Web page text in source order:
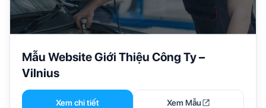
Mẫu Website Giới Thiệu Công Ty –
Vilnius
Xem chi tiết Xem Mẫu